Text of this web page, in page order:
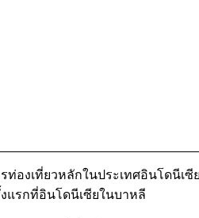
องเที่ยวหลักในประเทศอินโดนีเซี
แรกที่อินโดนีเซียในบาหลี